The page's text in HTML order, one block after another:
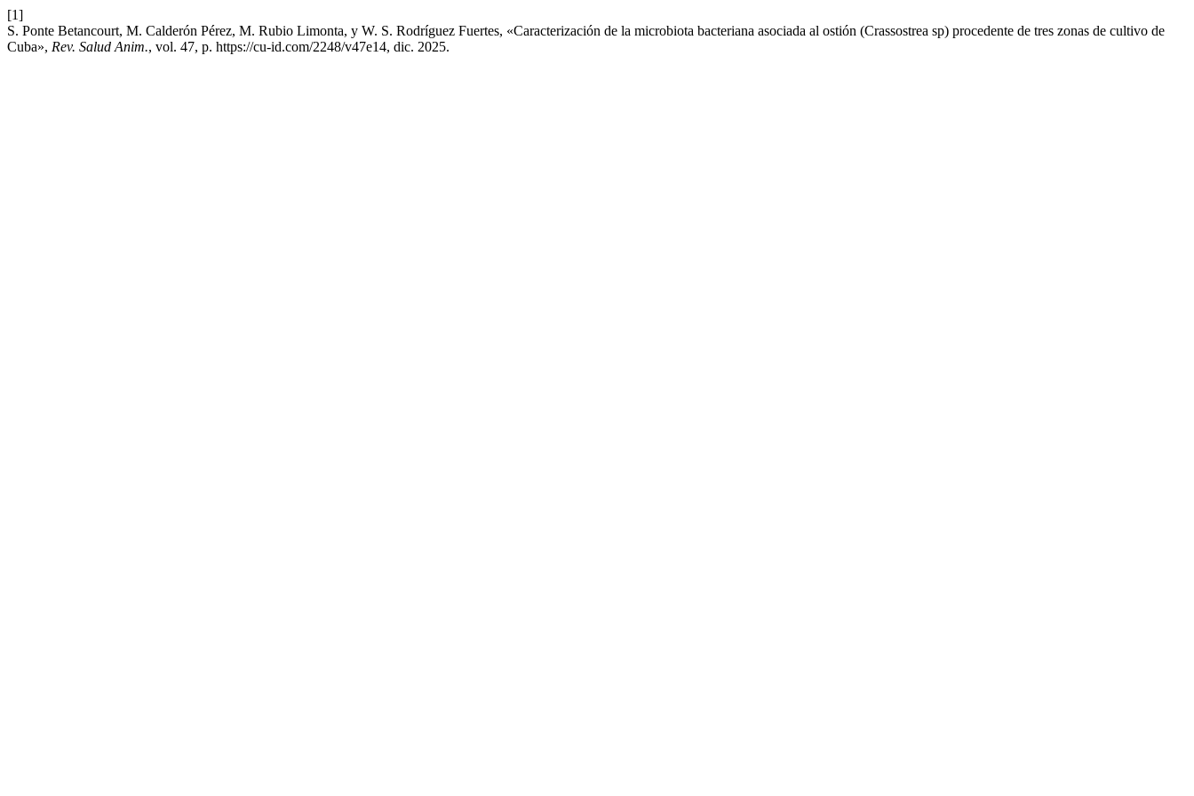
[1]
S. Ponte Betancourt, M. Calderón Pérez, M. Rubio Limonta, y W. S. Rodríguez Fuertes, «Caracterización de la microbiota bacteriana asociada al ostión (Crassostrea sp) procedente de tres zonas de cultivo de
Cuba», Rev. Salud Anim., vol. 47, p. https://cu-id.com/2248/v47e14, dic. 2025.